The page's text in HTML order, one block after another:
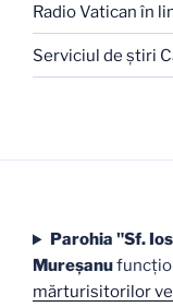
Radio Vatican în
Serviciul de ştiri
Parohia "Sf.
Mureşanu
mărturisitorilor